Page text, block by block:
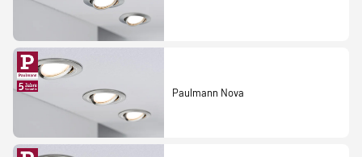
Paulmann Nova